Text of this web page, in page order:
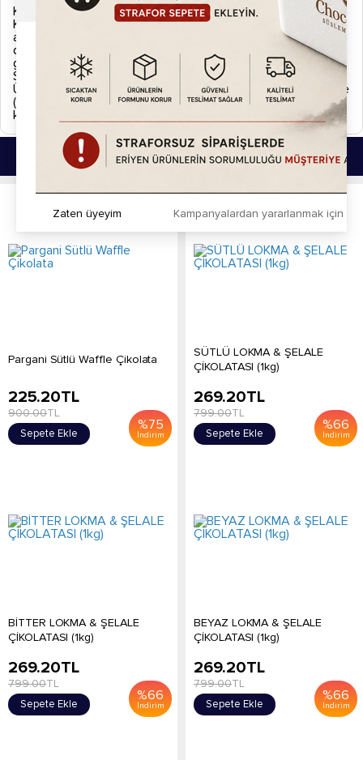
Kargo ve İade
Kargonuzu teslim almadan önce lütfen eksik, hasarlı ya da
ayıplı olup olmadığını kontrol ediniz. Eğer kargonuzda normal
dışı bir durum gözlemlerseniz zabıt tutarak ürününüzü kargo
görevlisine iade ediniz.
Sipariş Kargoya Verilişi
Ürünler siparişi verdiğiniz tarihten itibaren aksi belirtilmedikçe
(Hızlı kargo vb. uyarı simgeleri.) 2 iş günü içerisinde
kargolanmaktadır.
Bu Ürünlerde İlginizi Çekebilir.
Pargani Sütlü Waffle Çikolata
%75
İndirim
225.20TL
900.00TL
Sepete Ekle
SÜTLÜ LOKMA & ŞELALE
ÇİKOLATASI (1kg)
%66
İndirim
269.20TL
799.00TL
Sepete Ekle
BİTTER LOKMA & ŞELALE
ÇİKOLATASI (1kg)
%66
İndirim
269.20TL
799.00TL
Sepete Ekle
BEYAZ LOKMA & ŞELALE
ÇİKOLATASI (1kg)
%66
İndirim
269.20TL
799.00TL
Sepete Ekle
Kampanyalardan yararlanmak için
Zaten üyeyim